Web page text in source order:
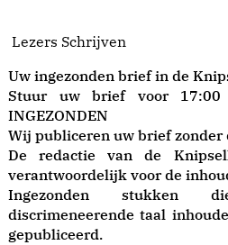
Lezers Schrijven
Uw ingezonden brief in de
Stuur uw brief voor 17:00
INGEZONDEN
Wij publiceren uw brief zonder
De redactie van de
verantwoordelijk voor de
Ingezonden stukken
discrimeneerende taal
gepubliceerd.